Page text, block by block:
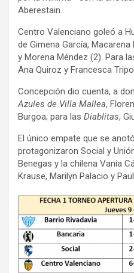
Aberestain.
Centro Valenciano goleó a
de Gimena García,
y Morena Méndez (2). Para
Ana Quiroz y Francesca
Concepción dio cuenta, a
Azules de Villa Mallea,
Burgoa; para las Diablitas,
El único empate que se
protagonizaron Social y
Benegas y la chilena Vania
Krause, Marilyn Palacio y